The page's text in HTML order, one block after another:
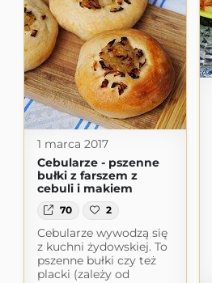
1 marca 2017
Cebularze - pszenne
bułki z farszem z
cebuli i makiem
70 2
Cebularze wywodzą się
z kuchni żydowskiej. To
pszenne bułki czy też
placki (zależy od